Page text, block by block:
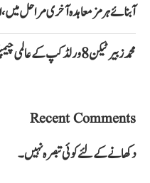
آبنائے ہرمز معاہدہ آخری مراحل میں،
محمد زبیر ٹیکن 8 ورلڈ کپ کے عالمی چیمپئن، 3 لاکھ ڈالر انعام
Recent Comments
دکھانے کے لئے کوئی تبصرہ نہیں۔